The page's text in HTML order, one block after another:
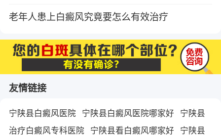
老年人患上白癜风究竟要怎么有效治疗
友情链接
宁陕县白癜风医院 宁陕县白癜风医院哪家好 宁陕县
治疗白癜风专科医院 宁陕县看白癜风哪家好 宁陕县